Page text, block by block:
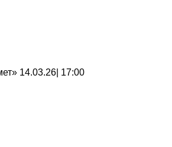
14.03.26| 17:00